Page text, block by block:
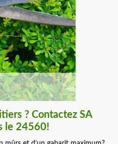
? Contactez SA
le 24560!